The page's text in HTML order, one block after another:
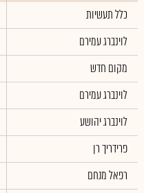
כלל תעשיות
לוינברג עמירם
מקום חדש
לוינברג עמירם
לוינברג יהושע
פרידריך רן
רפאל מנחם